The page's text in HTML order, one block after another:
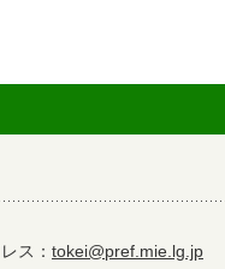
ス： tokei@pref.mie.lg.jp